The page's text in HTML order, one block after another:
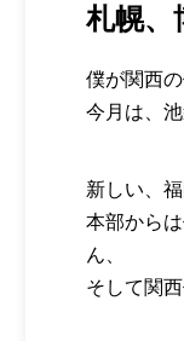
札幌、
僕が関西
今月は、
新しい、
本部から
ん、
そして関